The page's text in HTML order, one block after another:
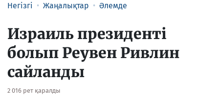
Негізгі Жаңалықтар Әлемде
Израиль президенті
болып Реувен Ривлин
сайланды
2 016 рет қаралды